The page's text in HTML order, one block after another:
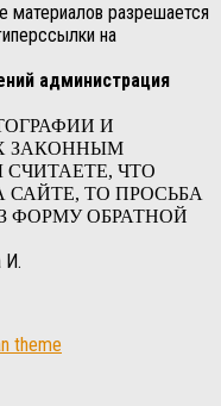
материалов разрешается
на
администрация
И
ЗАКОННЫМ
ЧТО
ТО ПРОСЬБА
ФОРМУ ОБРАТНОЙ
И.
theme